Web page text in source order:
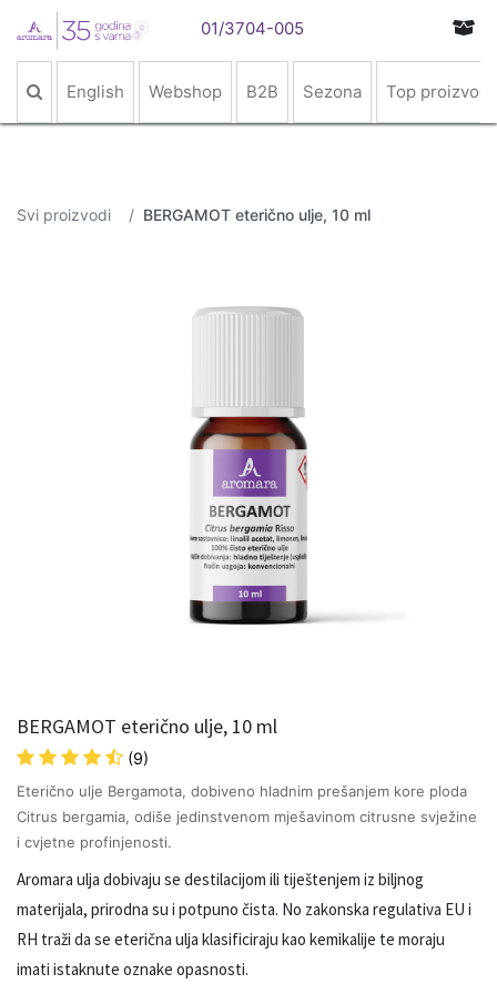
01/3704-005
English Webshop B2B Sezona Top proizvodi
Svi proizvodi BERGAMOT eterično ulje, 10 ml
BERGAMOT eterično ulje, 10 ml
(9)
Eterično ulje Bergamota, dobiveno hladnim prešanjem kore ploda
Citrus bergamia, odiše jedinstvenom mješavinom citrusne svježine
i cvjetne profinjenosti.
Aromara ulja dobivaju se destilacijom ili tiještenjem iz biljnog
materijala, prirodna su i potpuno čista. No zakonska regulativa EU i
RH traži da se eterična ulja klasificiraju kao kemikalije te moraju
imati istaknute oznake opasnosti.